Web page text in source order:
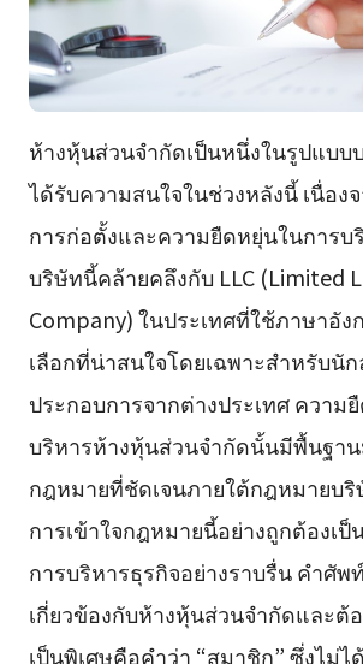
ห้างหุ้นส่วนจำกัดเป็นหนึ่งในรูปแบ
ได้รับความสนใจในช่วงหลังนี้ เนื่อง
การก่อตั้งและความยืดหยุ่นในการบ
บริษัทนี้คล้ายคลึงกับ LLC (Limited
Company) ในประเทศที่ใช้ภาษาอัง
เลือกที่น่าสนใจโดยเฉพาะสำหรับนั
ประกอบการจากต่างประเทศ ความ
บริหารห้างหุ้นส่วนจำกัดนั้นมีพื้นฐา
กฎหมายที่ชัดเจนภายใต้กฎหมายบ
การเข้าใจกฎหมายนี้อย่างถูกต้องเ
การบริหารธุรกิจอย่างราบรื่น คำศั
เกี่ยวข้องกับห้างหุ้นส่วนจำกัดและต้
เป็นพิเศษคือคำว่า “สมาชิก” ซึ่งไม่ไ